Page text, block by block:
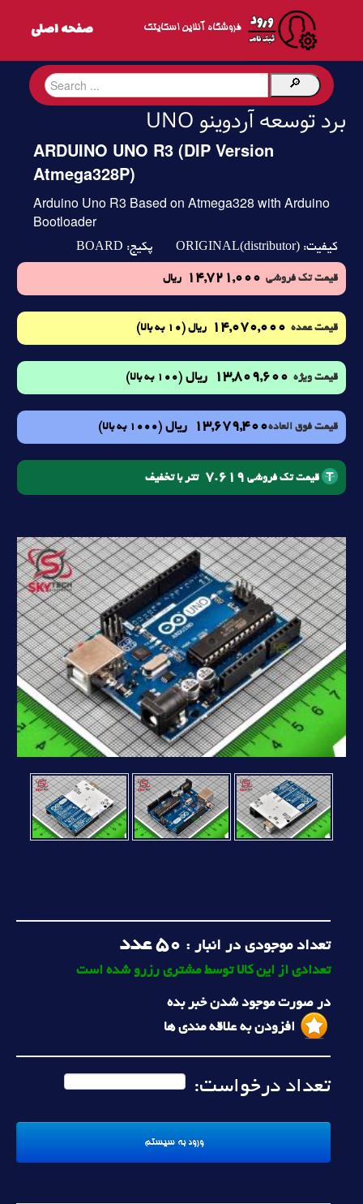
فروشگاه آنلاین اسکایتک
برد توسعه آردوینو UNO
ARDUINO UNO R3 (DIP Version
Atmega328P)
Arduino Uno R3 Based on Atmega328 with Arduino
Bootloader
کیفیت: ORIGINAL(distributor) پکیج: BOARD
قیمت تک فروشی 14,721,000 ریال
قیمت عمده 14,070,000 ریال (10 به بالا)
قیمت ویژه 13,809,600 ریال (100 به بالا)
قیمت فوق العاده13,679,400 ریال (1000 به بالا)
قیمت تک فروشی 7.619 تتر با تخفیف
تعداد موجودی در انبار : 50 عدد
تعدادی از این کالا توسط مشتری رزرو شده است
در صورت موجود شدن خبر بده
افزودن به علاقه مندی ها
تعداد درخواست: